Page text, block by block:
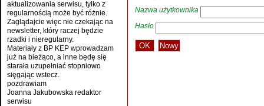
aktualizowania serwisu, tylko z
regularnością może być różnie.
Zaglądajcie więc nie czekając na
newsletter, który raczej będzie
rzadki i nieregularny.
Materiały z BP KEP wprowadzam
już na bieżąco, a inne będę się
starała uzupełniać stopniowo
sięgając wstecz.
pozdrawiam
Joanna Jakubowska redaktor
serwisu
Nazwa użytkownika
Hasło